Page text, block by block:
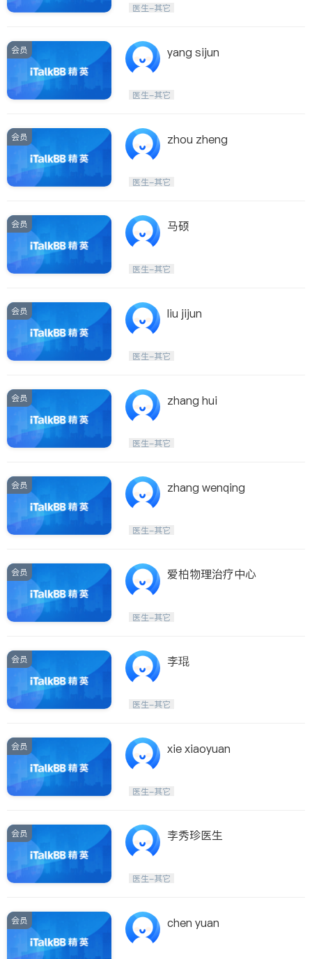
医生-其它
会员 yang sijun
医生-其它
会员 zhou zheng
医生-其它
会员 马硕
医生-其它
会员 liu jijun
医生-其它
会员 zhang hui
医生-其它
会员 zhang wenqing
医生-其它
会员 爱柏物理治疗中心
医生-其它
会员 李琨
医生-其它
会员 xie xiaoyuan
医生-其它
会员 李秀珍医生
医生-其它
会员 chen yuan